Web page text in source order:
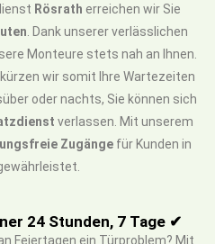
Rösrath erreichen wir Sie
. Dank unserer verlässlichen
Monteure stets nah an Ihnen.
wir somit Ihre Wartezeiten
oder nachts, Sie können sich
verlassen. Mit unserem
Zugänge für Kunden in
24 Stunden, 7 Tage ✔
Feiertagen ein Türproblem? Mit